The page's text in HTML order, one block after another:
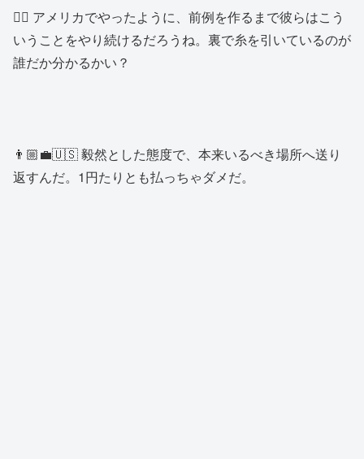
👱‍♂️ アメリカでやったように、前例を作るまで彼らはこう
いうことをやり続けるだろうね。裏で糸を引いているのが
誰だか分かるかい？
👨🏼‍💼🇺🇸 毅然とした態度で、本来いるべき場所へ送り
返すんだ。1円たりとも払っちゃダメだ。